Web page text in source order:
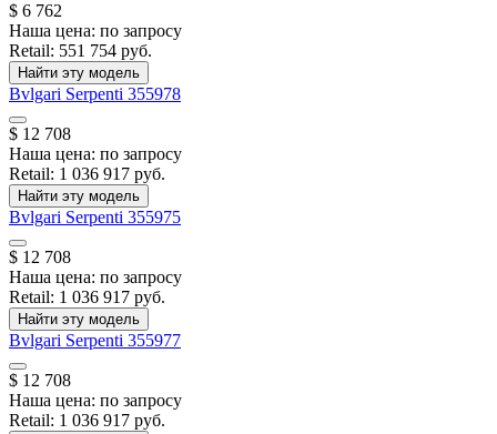
$ 6 762
Наша цена: по запросу
Retail: 551 754 руб.
Найти эту модель
Bvlgari Serpenti 355978
$ 12 708
Наша цена: по запросу
Retail: 1 036 917 руб.
Найти эту модель
Bvlgari Serpenti 355975
$ 12 708
Наша цена: по запросу
Retail: 1 036 917 руб.
Найти эту модель
Bvlgari Serpenti 355977
$ 12 708
Наша цена: по запросу
Retail: 1 036 917 руб.